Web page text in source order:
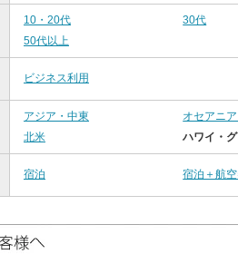
10・20代 30代
50代以上
ビジネス利用
アジア・中東 オセアニ
北米
ハワイ・
宿泊 宿泊＋航